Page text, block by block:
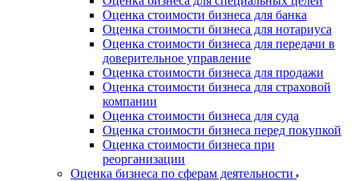
Оценка стоимости бизнеса для банка
Оценка стоимости бизнеса для нотариуса
Оценка стоимости бизнеса для передачи в
доверительное управление
Оценка стоимости бизнеса для продажи
Оценка стоимости бизнеса для страховой
компании
Оценка стоимости бизнеса для суда
Оценка стоимости бизнеса перед покупкой
Оценка стоимости бизнеса при
реорганизации
Оценка бизнеса по сферам деятельности